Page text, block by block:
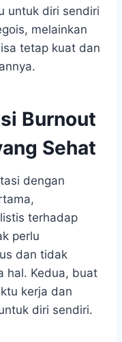
untuk diri sendiri
melainkan
tetap kuat dan
Burnout
Sehat
dengan
terhadap
perlu
dan tidak
hal. Kedua, buat
kerja dan
diri sendiri.